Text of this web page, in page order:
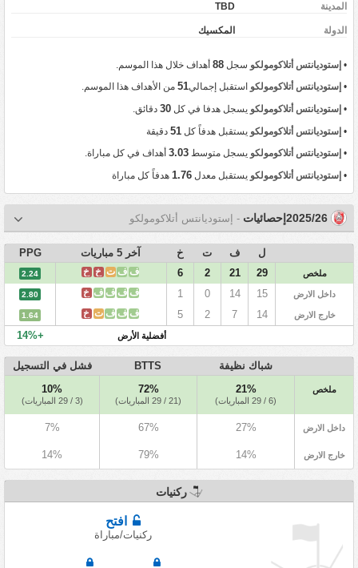
المدينة TBD
‏الدولة المكسيك
• إستوديانتس أتلاكومولكو سجل 88أهداف خلال هذا الموسم.
• إستوديانتس أتلاكومولكو استقبل إجمالي51من الأهداف هذا الموسم.
• إستوديانتس أتلاكومولكو يسجل هدفا في كل 30دقائق.
• إستوديانتس أتلاكومولكو يستقبل هدفاً كل 51دقيقة
• إستوديانتس أتلاكومولكو يسجل متوسط 3.03أهداف في كل مباراة.
• إستوديانتس أتلاكومولكو يستقبل معدل 1.76 هدفاً كل مباراة
2025/26إحصائيات - إستوديانتس أتلاكومولكو
ل ف ت خ آخر 5 مباريات PPG
ملخص 29
21
2
6 ف ف ت خ خ 2.24
داخل الارض 15
14
0
1 ف ف ف ف خ 2.80
خارج الارض 14
7
2
5 ف ف ف ت خ 1.64
أفضلية الأرض +14%
شباك نظيفة BTTS فشل في التسجيل
ملخص 21%
(6 / 29 المباريات)
72%
(21 / 29 المباريات)
10%
(3 / 29 المباريات)
داخل الارض 27%
67%
7%
خارج الارض 14%
79%
14%
ركنيات
افتح
ركنيات/مباراة